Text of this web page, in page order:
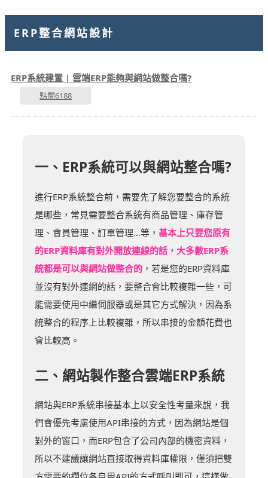
ERP整合網站設計
ERP系統建置 | 雲端ERP能夠與網站做整合嗎?
點閱6188
一、ERP系統可以與網站整合嗎?
進行ERP系統整合前，需要先了解您要整合的系統
是哪些，常見需要整合系統有商品管理、庫存管
理、會員管理、訂單管理…等， 基本上只要您原有
的ERP資料庫有對外開放連線的話，大多數ERP系
統都是可以與網站做整合的 ，若是您的ERP資料庫
並沒有對外連網的話，要整合會比較複雜一些，可
能需要使用中繼伺服器或是其它方式解決，因為系
統整合的程序上比較複雜，所以串接的金額花費也
會比較高。
二、網站製作整合雲端ERP系統
網站與ERP系統串接基本上以安全性考量來說，我
們會優先考慮使用API串接的方式，因為網站是個
對外的窗口，而ERP包含了公司內部的機密資料，
所以不建議讓網站直接取得資料庫權限，僅須把雙